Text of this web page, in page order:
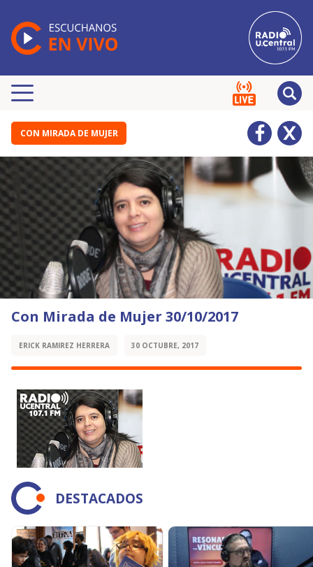
CON MIRADA DE MUJER
Con Mirada de Mujer 30/10/2017
ERICK RAMIREZ HERRERA 30 OCTUBRE, 2017
DESTACADOS